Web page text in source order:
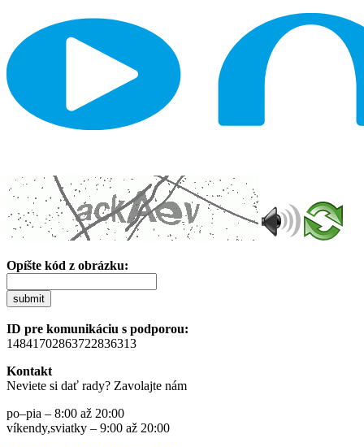
Opíšte kód z obrázku:
submit
ID pre komunikáciu s podporou:
14841702863722836313
Kontakt
Neviete si dať rady? Zavolajte nám
po–pia – 8:00 až 20:00
víkendy,sviatky – 9:00 až 20:00